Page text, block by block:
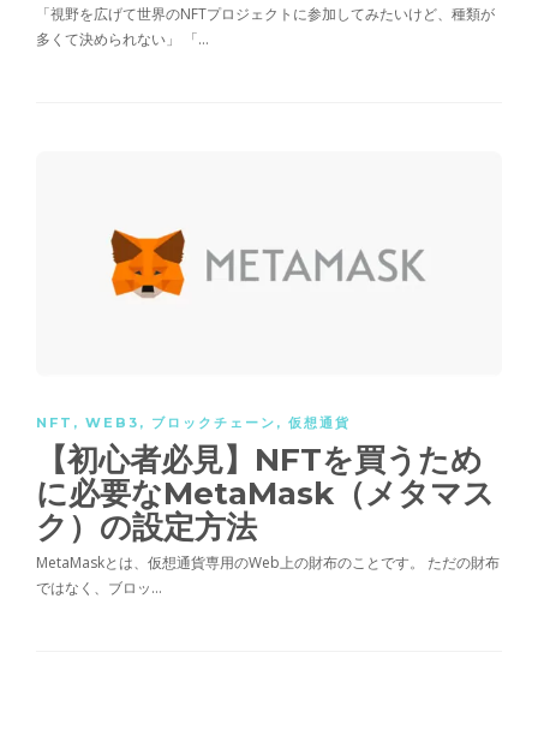
「視野を広げて世界のNFTプロジェクトに参加してみたいけど、種類が
多くて決められない」 「…
NFT , WEB3 , ブロックチェーン , 仮想通貨
【初心者必見】NFTを買うため
に必要なMetaMask（メタマス
ク）の設定方法
MetaMaskとは、仮想通貨専用のWeb上の財布のことです。 ただの財布
ではなく、ブロッ…